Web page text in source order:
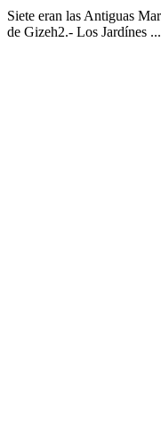
Siete eran las Antiguas
de Gizeh2.- Los Jardínes ...